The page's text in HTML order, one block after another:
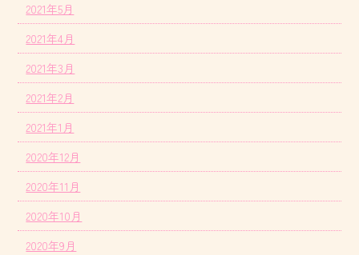
2021年5月
2021年4月
2021年3月
2021年2月
2021年1月
2020年12月
2020年11月
2020年10月
2020年9月